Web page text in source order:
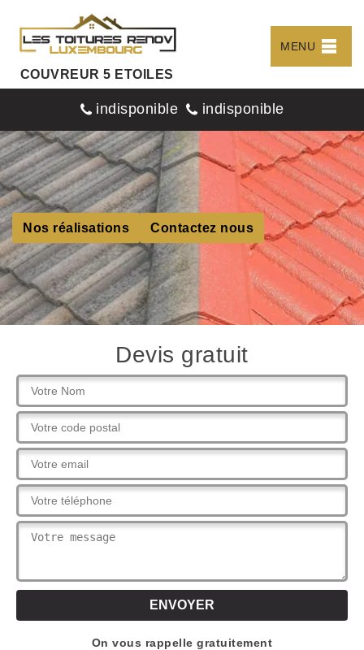
COUVREUR 5 ETOILES
MENU
indisponible indisponible
Nos réalisations Contactez nous
Devis gratuit
On vous rappelle gratuitement